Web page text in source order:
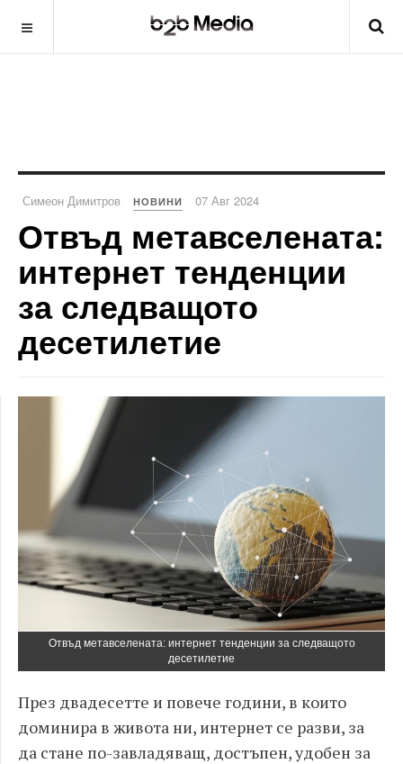
Симеон Димитров НОВИНИ 07 Авг 2024
Отвъд метавселената:
интернет тенденции
за следващото
десетилетие
Отвъд метавселената: интернет тенденции за следващото
десетилетие
През двадесетте и повече години, в които
доминира в живота ни, интернет се разви, за
да стане по-завладяващ, достъпен, удобен за